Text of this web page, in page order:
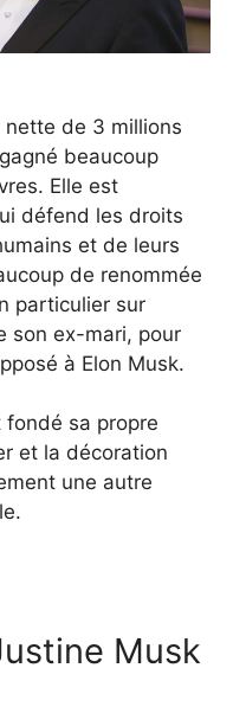
de 3 millions
beaucoup
Elle est
défend les droits
et de leurs
de renommée
particulier sur
son ex-mari, pour
à Elon Musk.
sa propre
et la décoration
une autre
Musk